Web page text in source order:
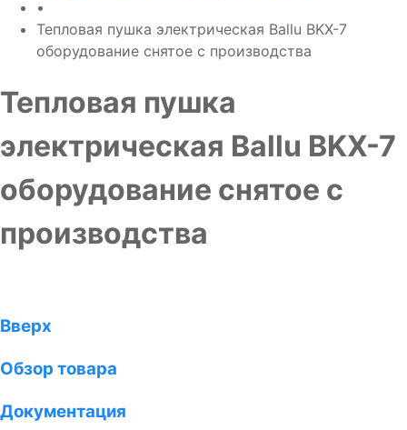
•
Тепловая пушка электрическая Ballu BKX-7
оборудование снятое с производства
Тепловая пушка
электрическая Ballu BKX-7
оборудование снятое с
производства
Вверх
Обзор товара
Документация